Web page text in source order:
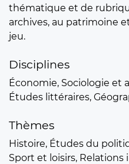
thématique et de
archives, au patrimoine
jeu.
Disciplines
Économie, Sociologie et
Études littéraires,
Thèmes
Histoire, Études du
Sport et loisirs,